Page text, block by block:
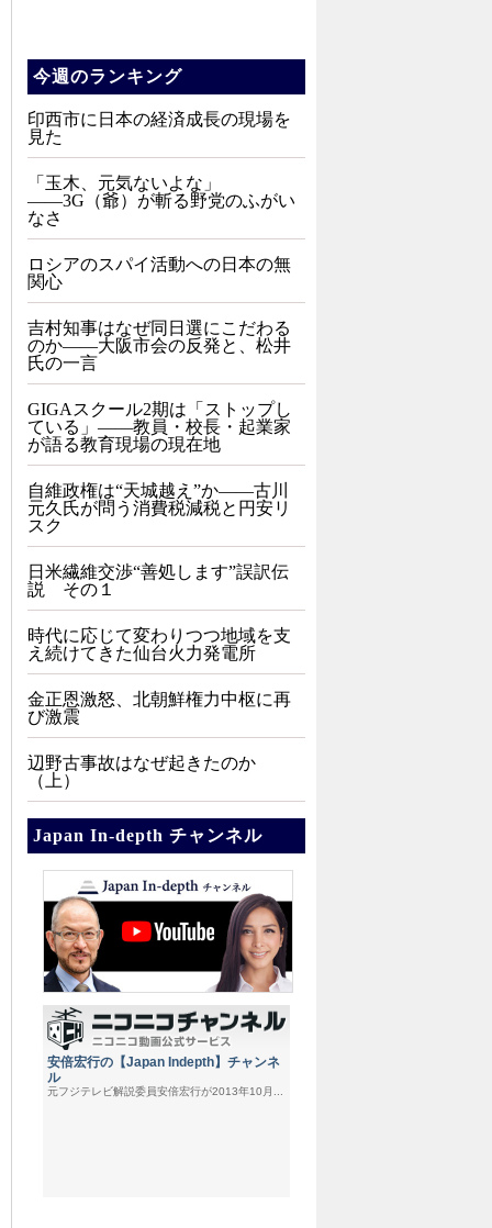
今週のランキング
印西市に日本の経済成長の現場を
見た
「玉木、元気ないよな」
――3G（爺）が斬る野党のふがい
なさ
ロシアのスパイ活動への日本の無
関心
吉村知事はなぜ同日選にこだわる
のか――大阪市会の反発と、松井
氏の一言
GIGAスクール2期は「ストップし
ている」——教員・校長・起業家
が語る教育現場の現在地
自維政権は“天城越え”か――古川
元久氏が問う消費税減税と円安リ
スク
日米繊維交渉“善処します”誤訳伝
説 その１
時代に応じて変わりつつ地域を支
え続けてきた仙台火力発電所
金正恩激怒、北朝鮮権力中枢に再
び激震
辺野古事故はなぜ起きたのか
（上）
Japan In-depth チャンネル